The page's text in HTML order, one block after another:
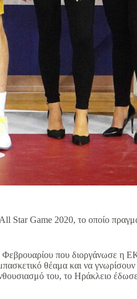
Star Game 2020, το οποίο
Φεβρουαρίου που διοργάνωσε η
θέαμα και να γνωρίσουν
του, το Ηράκλειο